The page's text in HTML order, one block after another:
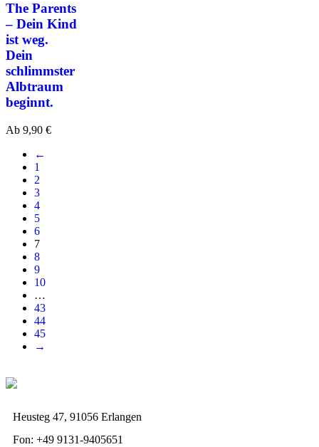
The Parents
– Dein Kind
ist weg.
Dein
schlimmster
Albtraum
beginnt.
Ab 9,90 €
←
1
2
3
4
5
6
7
8
9
10
…
43
44
45
→
Heusteg 47, 91056 Erlangen
Fon: +49 9131-9405651